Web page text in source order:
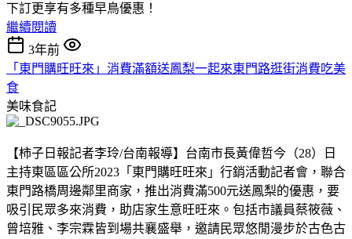
下訂更享有多種早鳥優惠！
繼續閱讀
3年前
「東門購旺旺來」消費滿額送鳳梨一起來東門路逛街消費吃美
食
美味食記
【柿子日報記者李玲/台南報導】台南市長黃偉哲今（28）日
主持東區區公所2023「東門購旺旺來」行銷活動記者會，聯合
東門路橋周邊鄰里商家，推出消費滿500元送鳳梨的優惠，要
吸引民眾多來消費，助店家生意旺旺來。包括市議員蔡筱薇、
曾培雅、李宗霖皆到場共襄盛舉，邀請民眾悠閒漫步於古色古